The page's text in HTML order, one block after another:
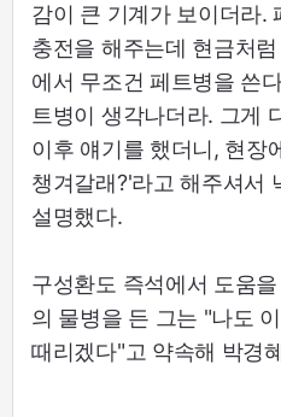
감이 큰 기계가 보이더라.
충전을 해주는데 현금처
에서 무조건 페트병을 쓴
트병이 생각나더라. 그게
이후 얘기를 했더니, 현장
챙겨갈래?'라고 해주셔서
설명했다.
구성환도 즉석에서 도움
의 물병을 든 그는 "나도
때리겠다"고 약속해 박경